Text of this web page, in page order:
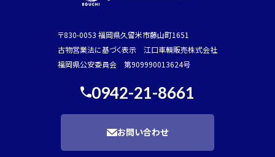
〒830-0053 福岡県久留米市藤山町1651
古物営業法に基づく表示 江口車輌販売株式会社
福岡県公安委員会 第909990013624号
0942-21-8661
お問い合わせ